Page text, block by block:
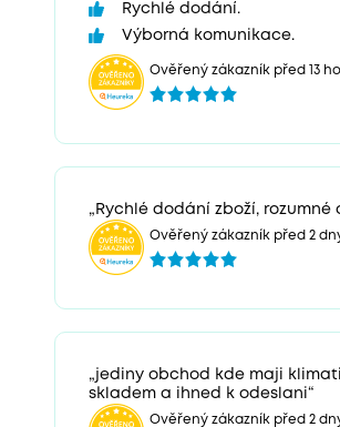
Rychlé dodání.
Výborná komunikace.
Ověřený zákazník před 13
„Rychlé dodání zboží, rozumné
Ověřený zákazník před 2
„jediny obchod kde maji
skladem a ihned k odeslani“
Ověřený zákazník před 2